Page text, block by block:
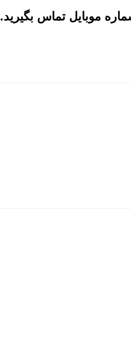
موبایل تماس بگیرید.